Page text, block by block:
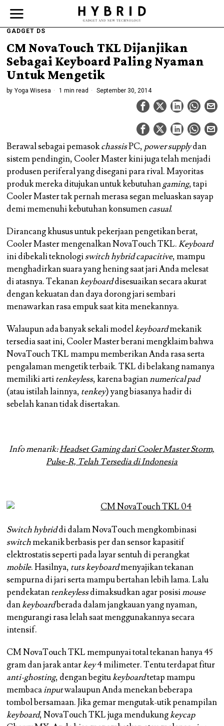
GADGET DS
CM NovaTouch TKL Dijanjikan
Sebagai Keyboard Paling Nyaman
Untuk Mengetik
by Yoga Wisesa 1 min read September 30, 2014
Berawal sebagai pemasokchassisPC, power supplydan
sistem pendingin, Cooler Master kini juga telah menjadi
produsen periferal yang disegani para rival. Mayoritas
produk mereka ditujukan untuk kebutuhangaming, tapi
Cooler Master tak pernah merasa segan meluaskan sayap
demi memenuhi kebutuhan konsumencasual.
Dirancang khusus untuk pekerjaan pengetikan berat,
Cooler Master mengenalkan NovaTouch TKL.Keyboard
ini dibekali teknologiswitch hybrid capacitive, mampu
menghadirkan suara yang hening saat jari Anda melesat
di atasnya. Tekanankeyboarddisesuaikan secara akurat
dengan kekuatan dan daya dorong jari sembari
menawarkan rasa empuk saat kita menekannya.
Walaupun ada banyak sekali modelkeyboardmekanik
tersedia saat ini, Cooler Master berani mengklaim bahwa
NovaTouch TKL mampu memberikan Anda rasa serta
pengalaman mengetik terbaik. TKL di belakang namanya
memiliki artitenkeyless, karena bagiannumerical pad
(atau istilah lainnya, tenkey) yang biasanya hadir di
sebelah kanan tidak disertakan.
Info menarik:Headset Gaming dari Cooler Master Storm,
Pulse-R, Telah Tersedia di Indonesia
Switch hybriddi dalam NovaTouch mengkombinasi
switchmekanik berbasis per dan sensor kapasitif
elektrostatis seperti pada layar sentuh di perangkat
mobile. Hasilnya, tuts keyboardmenyajikan tekanan
sempurna di jari serta mampu bertahan lebih lama. Lalu
pendekatantenkeylessdimaksudkan agar posisimouse
dankeyboardberada dalam jangkauan yang nyaman,
mengurangi rasa lelah saat menggunakannya secara
intensif.
CM NovaTouch TKL mempunyai total tekanan hanya 45
gram dan jarak antarkey4 milimeter. Tentu terdapat fitur
anti-ghosting, dengan begitukeyboardtetap mampu
membacainputwalaupun Anda menekan beberapa
tombol bersamaan. Jika gemar mengutak-utik penampilan
keyboard, NovaTouch TKL juga mendukungkeycap